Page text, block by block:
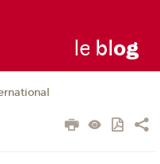
le blog